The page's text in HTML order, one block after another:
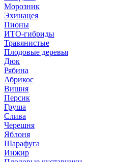
Морозник
Эхинацея
Пионы
ИТО-гибриды
Травянистые
Плодовые деревья
Дюк
Рябина
Абрикос
Вишня
Персик
Груша
Слива
Черешня
Яблоня
Шарафуга
Инжир